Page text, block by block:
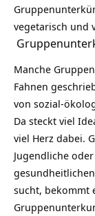
vegetarisch und
Manche
Fahnen
von sozial-
Da steckt viel
viel Herz dabei.
Jugendliche
sucht, bekommt